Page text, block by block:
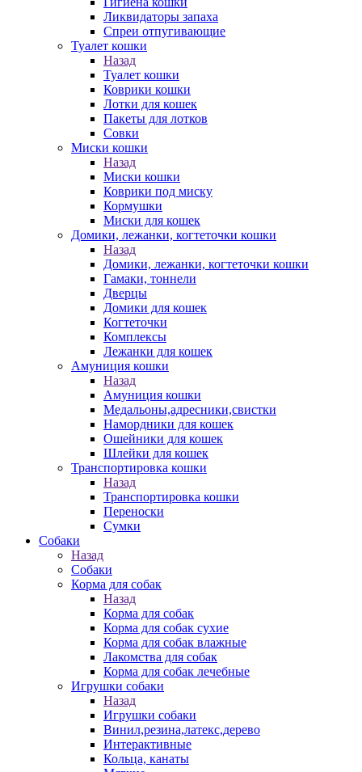
Ликвидаторы запаха
Спреи отпугивающие
Туалет кошки
Назад
Туалет кошки
Коврики кошки
Лотки для кошек
Пакеты для лотков
Совки
Миски кошки
Назад
Миски кошки
Коврики под миску
Кормушки
Миски для кошек
Домики, лежанки, когтеточки кошки
Назад
Домики, лежанки, когтеточки кошки
Гамаки, тоннели
Дверцы
Домики для кошек
Когтеточки
Комплексы
Лежанки для кошек
Амуниция кошки
Назад
Амуниция кошки
Медальоны,адресники,свистки
Намордники для кошек
Ошейники для кошек
Шлейки для кошек
Транспортировка кошки
Назад
Транспортировка кошки
Переноски
Сумки
Собаки
Назад
Собаки
Корма для собак
Назад
Корма для собак
Корма для собак сухие
Корма для собак влажные
Лакомства для собак
Корма для собак лечебные
Игрушки собаки
Назад
Игрушки собаки
Винил,резина,латекс,дерево
Интерактивные
Кольца, канаты